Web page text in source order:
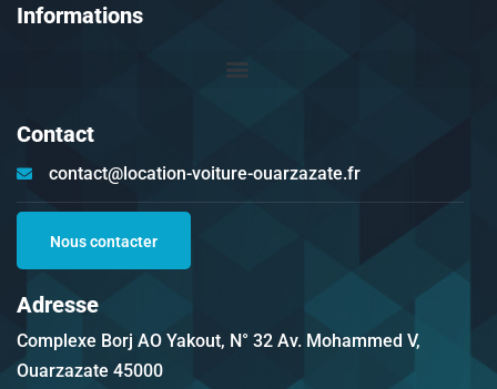
Informations
Contact
contact@location-voiture-ouarzazate.fr
Nous contacter
Adresse
Complexe Borj AO Yakout, N° 32 Av. Mohammed V,
Ouarzazate 45000